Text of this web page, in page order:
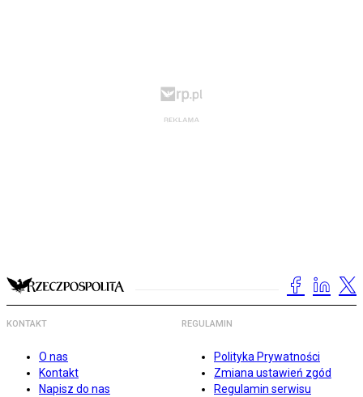
KONTAKT
O nas
Kontakt
Napisz do nas
REGULAMIN
Polityka Prywatności
Zmiana ustawień zgód
Regulamin serwisu